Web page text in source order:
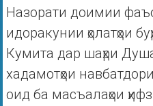
Назорати доимии
идоракунии ҳолатҳои
Кумита дар шаҳри
хадамотҳои
оид ба масъалаҳои